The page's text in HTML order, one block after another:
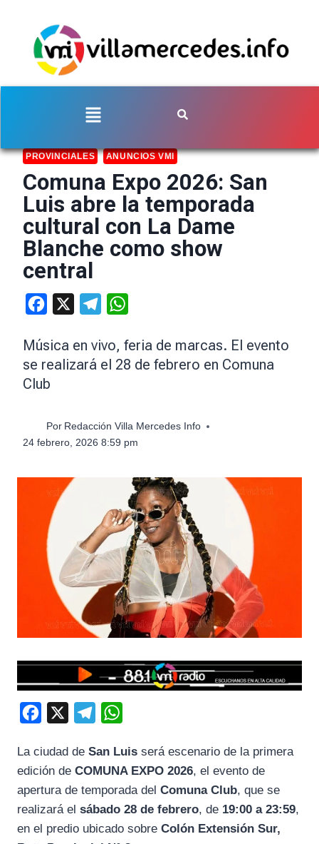
PROVINCIALES ANUNCIOS VMI
Comuna Expo 2026: San
Luis abre la temporada
cultural con La Dame
Blanche como show
central
Facebook Telegram
Música en vivo, feria de marcas. El evento
se realizará el 28 de febrero en Comuna
Club
Por Redacción Villa Mercedes Info
24 febrero, 2026 8:59 pm
c
e
b
l
e
g
a
a
t
s
p
La ciudad de San Luis será escenario de la primera
edición de COMUNA EXPO 2026, el evento de
apertura de temporada del Comuna Club, que se
realizará el sábado 28 de febrero, de 19:00 a 23:59,
en el predio ubicado sobre Colón Extensión Sur,